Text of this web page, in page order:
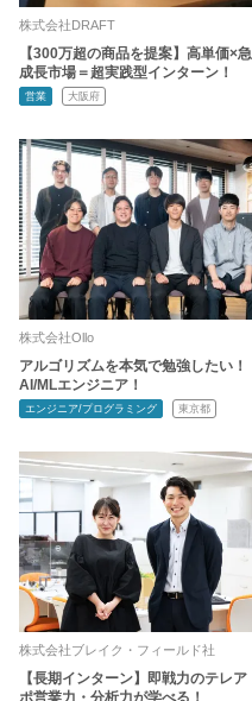
株式会社DRAFT
【300万超の商品を提案】高単価×急
成長市場＝超実践型インターン！
営業 大阪府
株式会社Ollo
アルゴリズムを本気で勉強したい！
AI/MLエンジニア！
エンジニア/プログラミング 東京都
株式会社ブレイク・フィールド社
【長期インターン】即戦力のテレア
ポ営業力・分析力が学べる！